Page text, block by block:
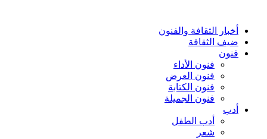
أخبار الثقافة والفنون
ضيف الثقافة
فنون
فنون الأداء
فنون العرض
فنون الكتابة
فنون الجميلة
أدب
أدب الطفل
شعر